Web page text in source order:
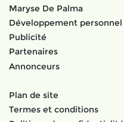
Maryse De Palma
Développement personnel
Publicité
Partenaires
Annonceurs
Plan de site
Termes et conditions